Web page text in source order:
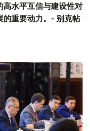
高水平互信与建设性对
的重要动力。- 别克帖